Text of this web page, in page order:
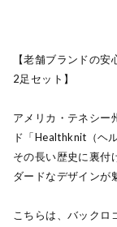
【老舗ブランドの
2足セット】
アメリカ・テネシー
ド「Healthknit（ヘ
その長い歴史に裏付
ダードなデザインが
こちらは、バックロ